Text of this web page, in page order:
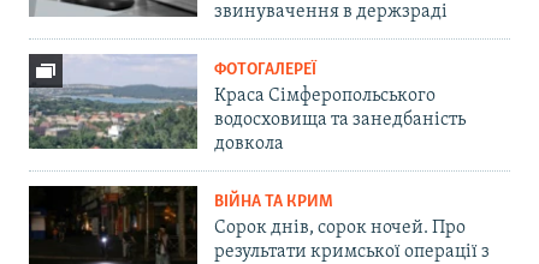
звинувачення в держзраді
ФОТОГАЛЕРЕЇ
Краса Сімферопольського
водосховища та занедбаність
довкола
ВІЙНА ТА КРИМ
Сорок днів, сорок ночей. Про
результати кримської операції з